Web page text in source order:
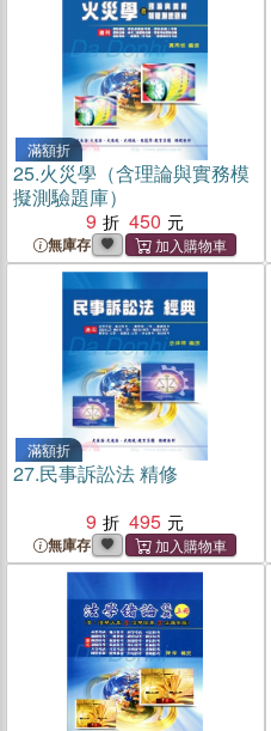
滿額折
25.火災學（含理論與實務模
擬測驗題庫）
9
450
無庫存
滿額折
27.民事訴訟法 精修
9
495
無庫存